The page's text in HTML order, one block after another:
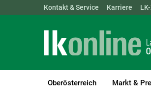
Landwirtschaftskammern:
Kontakt & Service Karriere
Oberösterreich Markt &